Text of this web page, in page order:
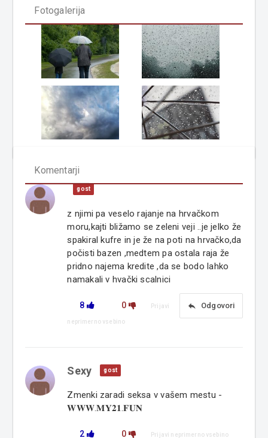
Fotogalerija
Komentarji
gost
z njimi pa veselo rajanje na hrvačkom
moru,kajti bližamo se zeleni veji ..je jelko že
spakiral kufre in je že na poti na hrvačko,da
počisti bazen ,medtem pa ostala raja že
pridno najema kredite ,da se bodo lahko
namakali v hvački scalnici
8 0 reply Odgovori
Prijavi
neprimerno vsebino
Sexy gost
Zmenki zaradi seksa v vašem mestu -
𝐖𝐖𝐖.𝐌𝐘𝟐𝟏.𝐅𝐔𝐍
2 0 Prijavi neprimerno vsebino